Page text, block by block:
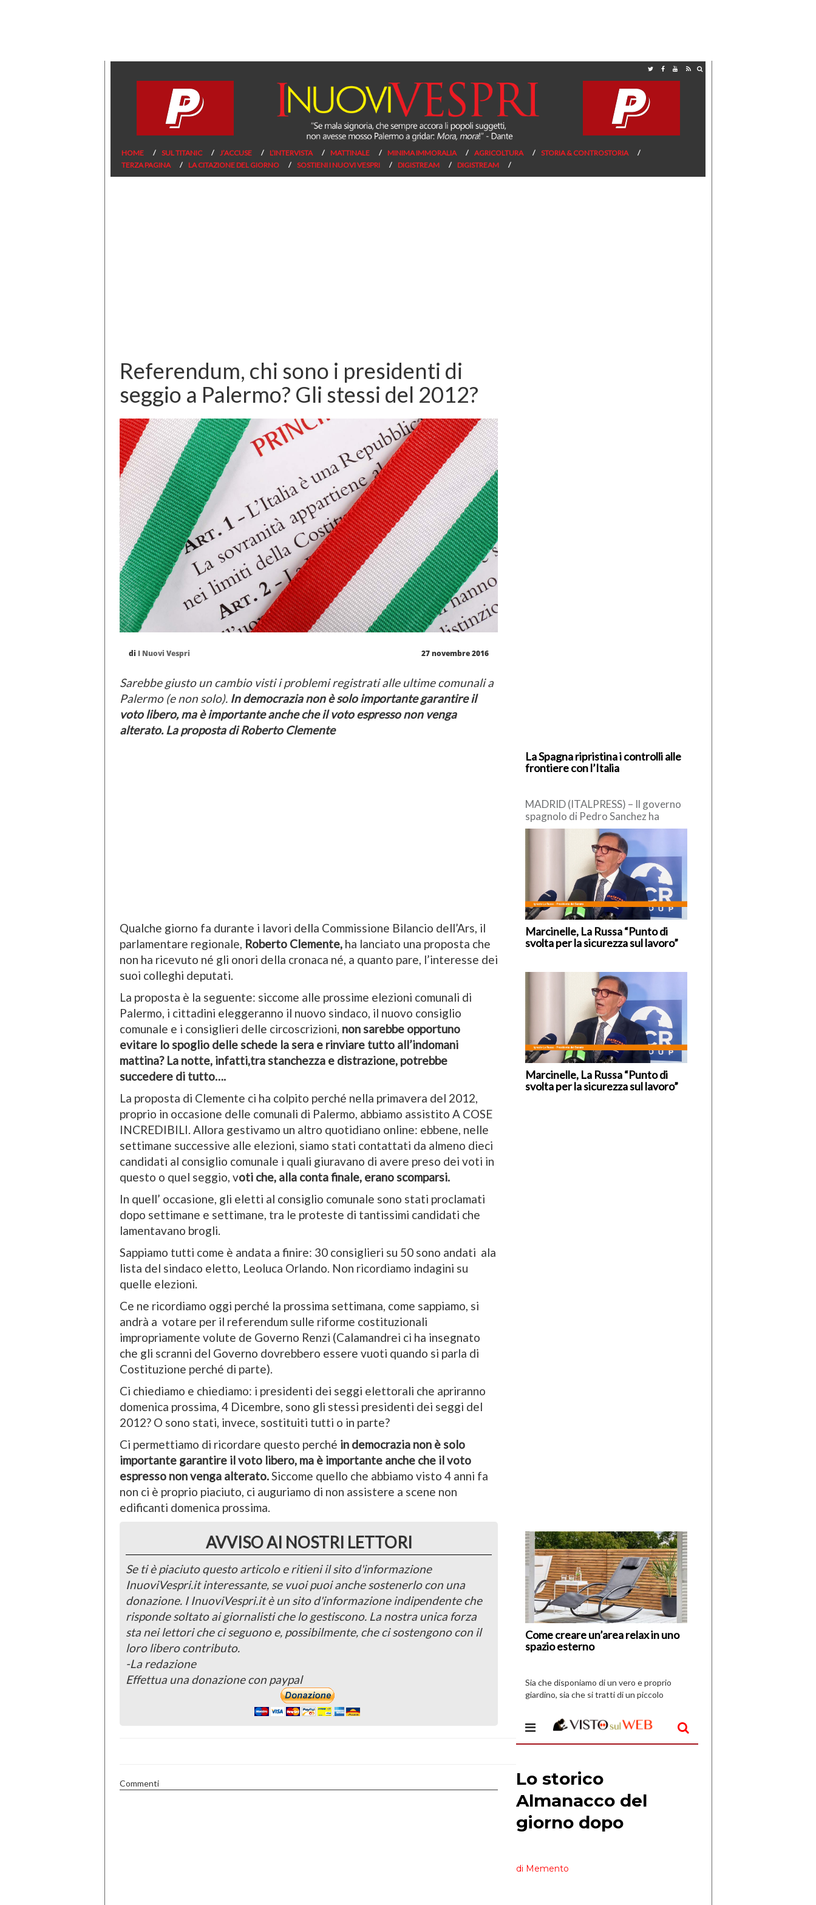
HOME SUL TITANIC J’ACCUSE L’INTERVISTA MATTINALE MINIMA IMMORALIA AGRICOLTURA
STORIA & CONTROSTORIA
TERZA PAGINA
LA CITAZIONE DEL GIORNO SOSTIENI I NUOVI VESPRI DIGISTREAM DIGISTREAM
Referendum, chi sono i presidenti di
seggio a Palermo? Gli stessi del 2012?
di I Nuovi Vespri 27 novembre 2016
Sarebbe giusto un cambio visti i problemi registrati alle ultime comunali a
Palermo (e non solo). In democrazia non è solo importante garantire il
voto libero, ma è importante anche che il voto espresso non venga
alterato. La proposta di Roberto Clemente
Qualche giorno fa durante i lavori della Commissione Bilancio dell’Ars, il
parlamentare regionale, Roberto Clemente, ha lanciato una proposta che
non ha ricevuto né gli onori della cronaca né, a quanto pare, l’interesse dei
suoi colleghi deputati.
La proposta è la seguente: siccome alle prossime elezioni comunali di
Palermo, i cittadini eleggeranno il nuovo sindaco, il nuovo consiglio
comunale e i consiglieri delle circoscrizioni, non sarebbe opportuno
evitare lo spoglio delle schede la sera e rinviare tutto all’indomani
mattina? La notte, infatti,tra stanchezza e distrazione, potrebbe
succedere di tutto….
La proposta di Clemente ci ha colpito perché nella primavera del 2012,
proprio in occasione delle comunali di Palermo, abbiamo assistito A COSE
INCREDIBILI. Allora gestivamo un altro quotidiano online: ebbene, nelle
settimane successive alle elezioni, siamo stati contattati da almeno dieci
candidati al consiglio comunale i quali giuravano di avere preso dei voti in
questo o quel seggio, voti che, alla conta finale, erano scomparsi.
In quell’ occasione, gli eletti al consiglio comunale sono stati proclamati
dopo settimane e settimane, tra le proteste di tantissimi candidati che
lamentavano brogli.
Sappiamo tutti come è andata a finire: 30 consiglieri su 50 sono andati ala
lista del sindaco eletto, Leoluca Orlando. Non ricordiamo indagini su
quelle elezioni.
Ce ne ricordiamo oggi perché la prossima settimana, come sappiamo, si
andrà a votare per il referendum sulle riforme costituzionali
impropriamente volute de Governo Renzi (Calamandrei ci ha insegnato
che gli scranni del Governo dovrebbero essere vuoti quando si parla di
Costituzione perché di parte).
Ci chiediamo e chiediamo: i presidenti dei seggi elettorali che apriranno
domenica prossima, 4 Dicembre, sono gli stessi presidenti dei seggi del
2012? O sono stati, invece, sostituiti tutti o in parte?
Ci permettiamo di ricordare questo perché in democrazia non è solo
importante garantire il voto libero, ma è importante anche che il voto
espresso non venga alterato.Siccome quello che abbiamo visto 4 anni fa
non ci è proprio piaciuto, ci auguriamo di non assistere a scene non
edificanti domenica prossima.
AVVISO AI NOSTRI LETTORI
Se ti è piaciuto questo articolo e ritieni il sito d'informazione
InuoviVespri.it interessante, se vuoi puoi anche sostenerlo con una
donazione. I InuoviVespri.it è un sito d'informazione indipendente che
risponde soltato ai giornalisti che lo gestiscono. La nostra unica forza
sta nei lettori che ci seguono e, possibilmente, che ci sostengono con il
loro libero contributo.
-La redazione
Effettua una donazione con paypal
Commenti
La Spagna ripristina i controlli alle
frontiere con l’Italia
MADRID (ITALPRESS) – Il governo
spagnolo di Pedro Sanchez ha
deciso di reintrodurre
“temporaneamente” i controlli alle
frontiere interne, nei […]
Marcinelle, La Russa “Punto di
svolta per la sicurezza sul lavoro”
Marcinelle, La Russa “Punto di
svolta per la sicurezza sul lavoro”
Come creare un’area relax in uno
spazio esterno
di
I
Vespri
Sia che disponiamo di un vero e proprio
giardino, sia che si tratti di un piccolo